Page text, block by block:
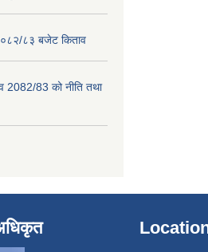
८३ बजेट किताव
2082/83 को नीति तथा